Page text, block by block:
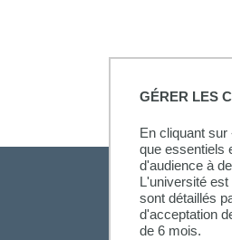
GÉRER LES
En cliquant
que essentiels
d'audience à
L'université
sont détaillés
d'acceptation
de 6 mois.